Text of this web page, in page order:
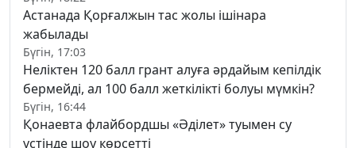
Астанада Қорғалжын тас жолы ішінара
жабылады
Бүгін, 17:03
Неліктен 120 балл грант алуға әрдайым кепілдік
бермейді, ал 100 балл жеткілікті болуы мүмкін?
Бүгін, 16:44
Қонаевта флайбордшы «Әділет» туымен су
үстінде шоу көрсетті